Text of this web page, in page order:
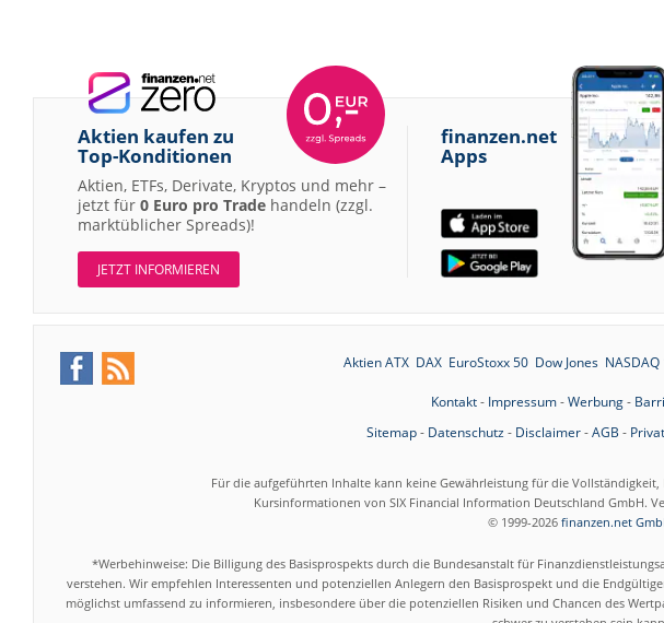
Aktien kaufen zu
Top-Konditionen
Aktien, ETFs, Derivate, Kryptos und mehr –
jetzt für 0 Euro pro Trade handeln (zzgl.
marktüblicher Spreads)!
JETZT INFORMIEREN
finanzen.net
Apps
Aktien ATX DAX EuroStoxx 50 Dow Jones NASDAQ
Kontakt- Impressum-Werbung-
Sitemap- Datenschutz- Disclaimer-AGB -
Für die aufgeführten Inhalte kann keine Gewährleistung für die
Kursinformationen von SIX Financial Information Deutschland GmbH.
© 1999-2026 finanzen.net
*Werbehinweise: Die Billigung des Basisprospekts durch die Bundesanstalt für
verstehen. Wir empfehlen Interessenten und potenziellen Anlegern den Basisprospekt und die
möglichst umfassend zu informieren, insbesondere über die potenziellen Risiken und Chancen des